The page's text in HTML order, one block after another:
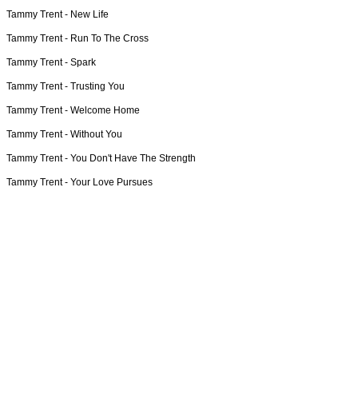
Tammy Trent - New Life
Tammy Trent - Run To The Cross
Tammy Trent - Spark
Tammy Trent - Trusting You
Tammy Trent - Welcome Home
Tammy Trent - Without You
Tammy Trent - You Don't Have The Strength
Tammy Trent - Your Love Pursues